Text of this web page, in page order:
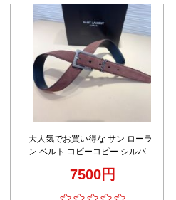
大人気でお買い得な サン ローラ
ン ベルト コピーコピー シルバー
ィース ブラウン7500円